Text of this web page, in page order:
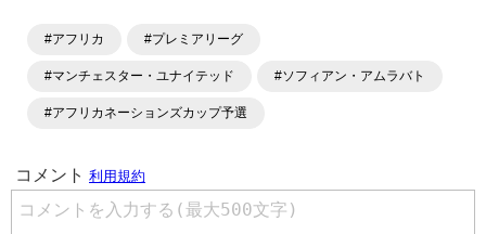
ます。「X」「Instagram」「YouTube」「TikTok」など、
#アフリカ #プレミアリーグ
#マンチェスター・ユナイテッド #ソフィアン・アムラバト
#アフリカネーションズカップ予選